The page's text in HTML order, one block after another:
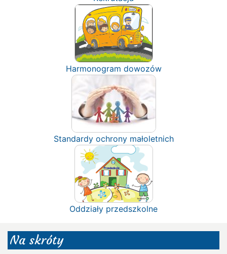
Harmonogram dowozów
Standardy ochrony małoletnich
Oddziały przedszkolne
Na skróty